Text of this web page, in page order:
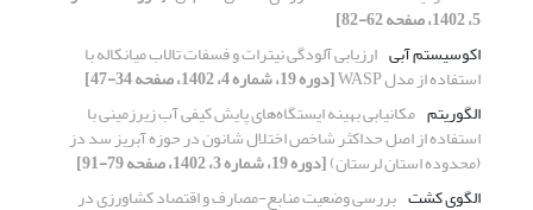
5، 1402، صفحه 62-82]
اکوسیستم‌ آبی ارزیابی آلودگی نیترات و فسفات تالاب میانکاله با
استفاده از مدل WASP
[دوره 19، شماره 4، 1402، صفحه 34-47]
الگوریتم مکانیابی بهینه ایستگاه‌های پایش کیفی آب زیرزمینی با
استفاده از اصل حداکثر شاخص اختلال شانون در حوزه آبریز سد دز
(محدوده استان لرستان)[دوره 19، شماره 3، 1402، صفحه 79-91]
الگوی کشت بررسی وضعیت منابع-مصارف و اقتصاد کشاورزی در